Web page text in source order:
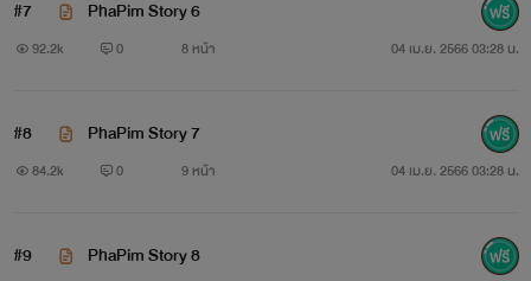
#7 PhaPim Story 6
92.2k 0 8 หน้า 04 เม.ย. 2566 03:28 น.
#8 PhaPim Story 7
84.2k 0 9 หน้า 04 เม.ย. 2566 03:28 น.
#9 PhaPim Story 8